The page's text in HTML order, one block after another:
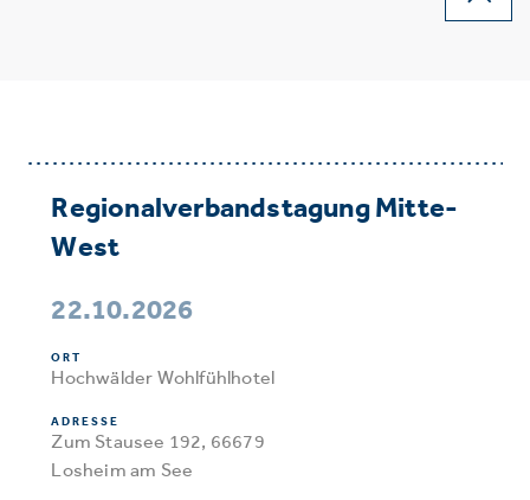
Regionalverbandstagung Mitte-
West
22.10.2026
ORT
Hochwälder Wohlfühlhotel
ADRESSE
Zum Stausee 192, 66679
Losheim am See